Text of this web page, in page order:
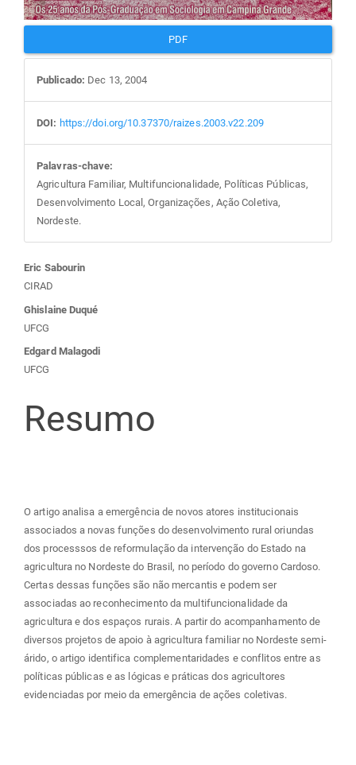
PDF
Publicado: Dec 13, 2004
DOI: https://doi.org/10.37370/raizes.2003.v22.209
Palavras-chave:
Agricultura Familiar, Multifuncionalidade, Políticas Públicas,
Desenvolvimento Local, Organizações, Ação Coletiva,
Nordeste.
Conteúdo
do
artigo
principal
Eric Sabourin
CIRAD
Ghislaine Duqué
UFCG
Edgard Malagodi
UFCG
Resumo
O artigo analisa a emergência de novos atores institucionais
associados a novas funções do desenvolvimento rural oriundas
dos processsos de reformulação da intervenção do Estado na
agricultura no Nordeste do Brasil, no período do governo Cardoso.
Certas dessas funções são não mercantis e podem ser
associadas ao reconhecimento da multifuncionalidade da
agricultura e dos espaços rurais. A partir do acompanhamento de
diversos projetos de apoio à agricultura familiar no Nordeste semi-
árido, o artigo identifica complementaridades e conflitos entre as
políticas públicas e as lógicas e práticas dos agricultores
evidenciadas por meio da emergência de ações coletivas.